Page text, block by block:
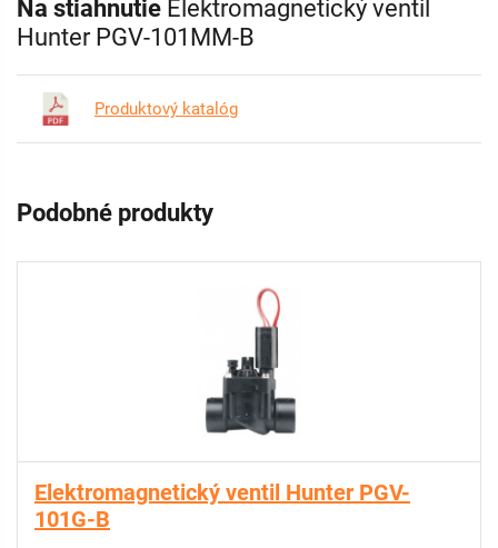
Na stiahnutie Elektromagnetický ventil
Hunter PGV-101MM-B
Produktový katalóg
Podobné produkty
Elektromagnetický ventil Hunter PGV-
101G-B